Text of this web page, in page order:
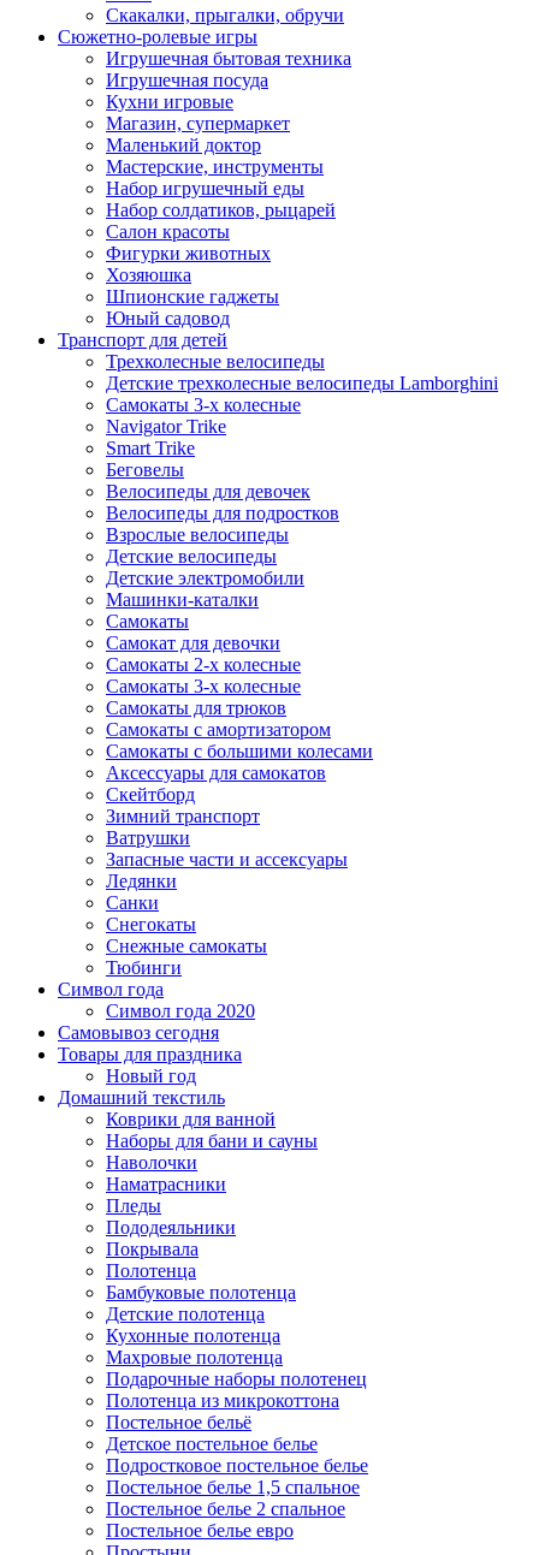
Скакалки, прыгалки, обручи
Сюжетно-ролевые игры
Игрушечная бытовая техника
Игрушечная посуда
Кухни игровые
Магазин, супермаркет
Маленький доктор
Мастерские, инструменты
Набор игрушечный еды
Набор солдатиков, рыцарей
Салон красоты
Фигурки животных
Хозяюшка
Шпионские гаджеты
Юный садовод
Транспорт для детей
Трехколесные велосипеды
Детские трехколесные велосипеды Lamborghini
Самокаты 3-х колесные
Navigator Trike
Smart Trike
Беговелы
Велосипеды для девочек
Велосипеды для подростков
Взрослые велосипеды
Детские велосипеды
Детские электромобили
Машинки-каталки
Самокаты
Самокат для девочки
Самокаты 2-х колесные
Самокаты 3-х колесные
Самокаты для трюков
Самокаты с амортизатором
Самокаты с большими колесами
Аксессуары для самокатов
Скейтборд
Зимний транспорт
Ватрушки
Запасные части и ассексуары
Ледянки
Санки
Снегокаты
Снежные самокаты
Тюбинги
Символ года
Символ года 2020
Самовывоз сегодня
Товары для праздника
Новый год
Домашний текстиль
Коврики для ванной
Наборы для бани и сауны
Наволочки
Наматрасники
Пледы
Пододеяльники
Покрывала
Полотенца
Бамбуковые полотенца
Детские полотенца
Кухонные полотенца
Махровые полотенца
Подарочные наборы полотенец
Полотенца из микрокоттона
Постельное бельё
Детское постельное белье
Подростковое постельное белье
Постельное белье 1,5 спальное
Постельное белье 2 спальное
Постельное белье евро